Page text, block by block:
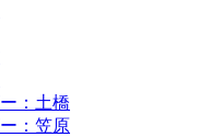
：土橋
：笠原